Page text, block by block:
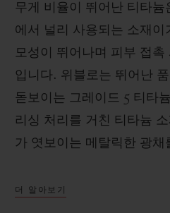
무게 비율이 뛰어난 티타
에서 널리 사용되는 소재
모성이 뛰어나며 피부 접
입니다. 위블로는 뛰어난
돋보이는 그레이드 5 티타
리싱 처리를 거친 티타늄
가 엿보이는 메탈릭한 광채
더 알아보기